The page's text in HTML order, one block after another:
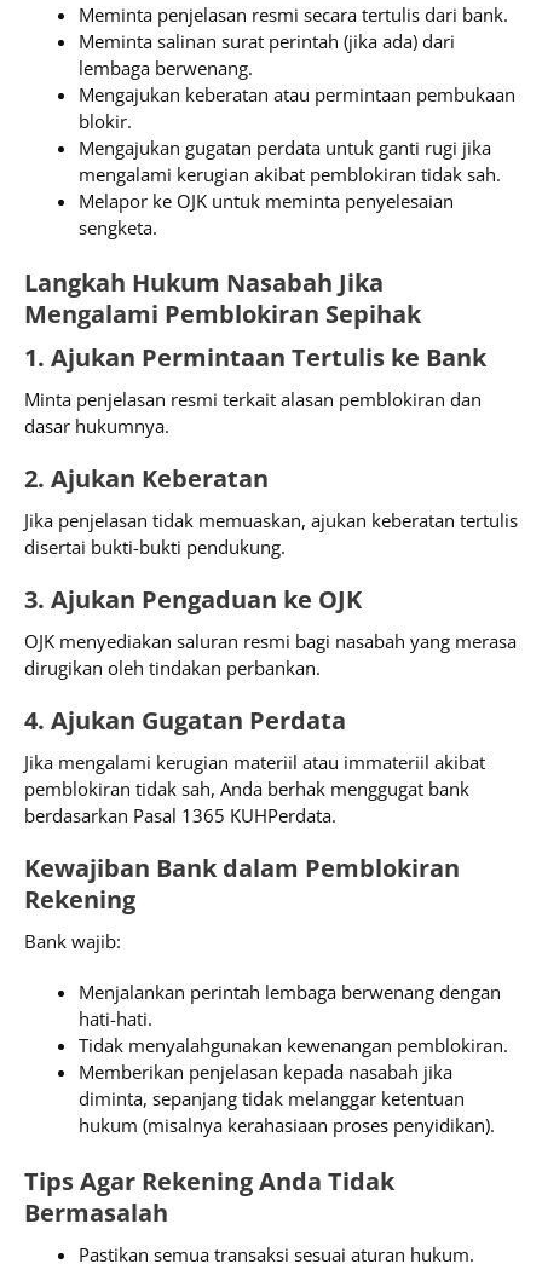
Meminta penjelasan resmi secara tertulis dari bank.
Meminta salinan surat perintah (jika ada) dari
lembaga berwenang.
Mengajukan keberatan atau permintaan pembukaan
blokir.
Mengajukan gugatan perdata untuk ganti rugi jika
mengalami kerugian akibat pemblokiran tidak sah.
Melapor ke OJK untuk meminta penyelesaian
sengketa.
Langkah Hukum Nasabah Jika
Mengalami Pemblokiran Sepihak
1. Ajukan Permintaan Tertulis ke Bank
Minta penjelasan resmi terkait alasan pemblokiran dan
dasar hukumnya.
2. Ajukan Keberatan
Jika penjelasan tidak memuaskan, ajukan keberatan tertulis
disertai bukti-bukti pendukung.
3. Ajukan Pengaduan ke OJK
OJK menyediakan saluran resmi bagi nasabah yang merasa
dirugikan oleh tindakan perbankan.
4. Ajukan Gugatan Perdata
Jika mengalami kerugian materiil atau immateriil akibat
pemblokiran tidak sah, Anda berhak menggugat bank
berdasarkan Pasal 1365 KUHPerdata.
Kewajiban Bank dalam Pemblokiran
Rekening
Bank wajib:
Menjalankan perintah lembaga berwenang dengan
hati-hati.
Tidak menyalahgunakan kewenangan pemblokiran.
Memberikan penjelasan kepada nasabah jika
diminta, sepanjang tidak melanggar ketentuan
hukum (misalnya kerahasiaan proses penyidikan).
Tips Agar Rekening Anda Tidak
Bermasalah
Pastikan semua transaksi sesuai aturan hukum.